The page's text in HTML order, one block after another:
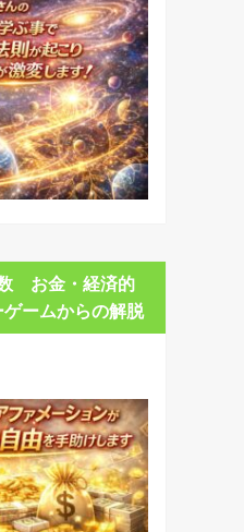
お金・経済的
ームからの解脱